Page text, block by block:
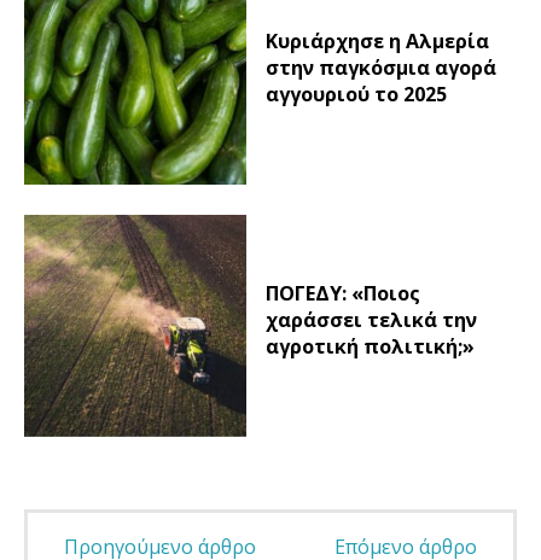
Κυριάρχησε η Αλμερία
στην παγκόσμια αγορά
αγγουριού το 2025
ΠΟΓΕΔΥ: «Ποιος
χαράσσει τελικά την
αγροτική πολιτική;»
Προηγούμενο άρθρο Επόμενο άρθρο